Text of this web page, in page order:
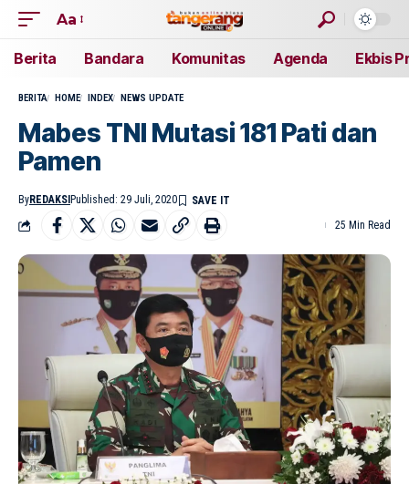
Aa
Berita Bandara Komunitas Agenda Ekbis
BERITA HOME INDEX NEWS UPDATE
Mabes TNI Mutasi 181 Pati dan
Pamen
ByREDAKSI Published: 29 Juli, 2020
25 Min Read